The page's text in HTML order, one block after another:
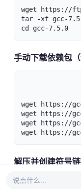
wget https://
tar -xf gcc-
cd gcc-7.5.0
手动下载依赖包
wget https://
wget https://
wget https://
wget https://
解压并创建符号
说点什么...